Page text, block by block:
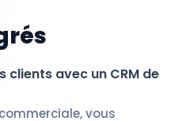
clients avec un CRM de
vous